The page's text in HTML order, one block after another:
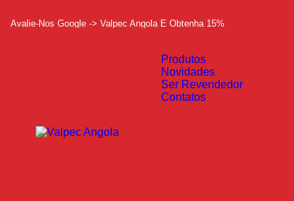
Avalie-Nos Google -> Valpec Angola E Obtenha 15%
Produtos
Novidades
Ser Revendedor
Contatos